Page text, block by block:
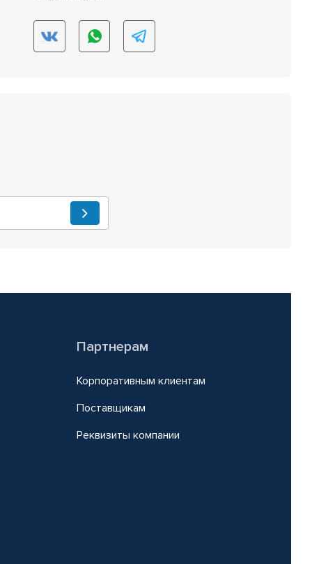
Партнерам
Корпоративным клиентам
Поставщикам
Реквизиты компании